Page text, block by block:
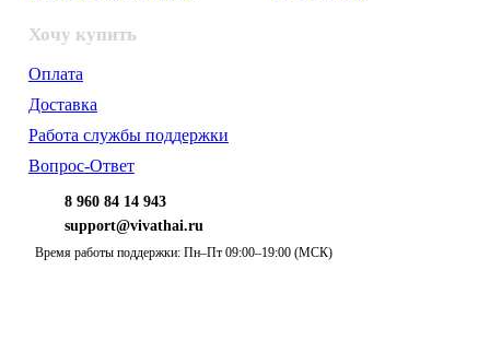
Хочу купить
Оплата
Доставка
Работа службы поддержки
Вопрос-Ответ
8 960 84 14 943
support@vivathai.ru
Время работы поддержки: Пн–Пт 09:00–19:00 (МСК)